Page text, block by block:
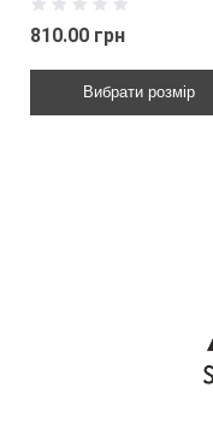
810.00 грн
Вибрати розмір